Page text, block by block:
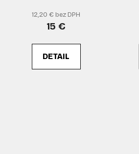
12,20 € bez DPH
15 €
DETAIL